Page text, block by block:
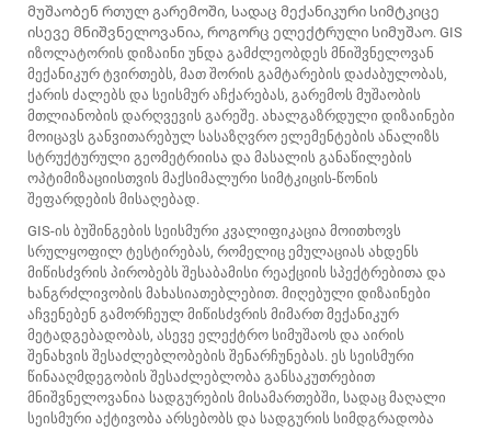
მუშაობენ რთულ გარემოში, სადაც მექანიკური სიმტკიცე
ისევე მნიშვნელოვანია, როგორც ელექტრული სიმუშაო. GIS
იზოლატორის დიზაინი უნდა გამძლეობდეს მნიშვნელოვან
მექანიკურ ტვირთებს, მათ შორის გამტარების დაძაბულობას,
ქარის ძალებს და სეისმურ აჩქარებას, გარემოს მუშაობის
მთლიანობის დარღვევის გარეშე. ახალგაზრდული დიზაინები
მოიცავს განვითარებულ სასაზღვრო ელემენტების ანალიზს
სტრუქტურული გეომეტრიისა და მასალის განაწილების
ოპტიმიზაციისთვის მაქსიმალური სიმტკიცის-წონის
შეფარდების მისაღებად.
GIS-ის ბუშინგების სეისმური კვალიფიკაცია მოითხოვს
სრულყოფილ ტესტირებას, რომელიც ემულაციას ახდენს
მიწისძვრის პირობებს შესაბამისი რეაქციის სპექტრებითა და
ხანგრძლივობის მახასიათებლებით. მიღებული დიზაინები
აჩვენებენ გამორჩეულ მიწისძვრის მიმართ მექანიკურ
მეტადგებადობას, ასევე ელექტრო სიმუშაოს და აირის
შენახვის შესაძლებლობების შენარჩუნებას. ეს სეისმური
წინააღმდეგობის შესაძლებლობა განსაკუთრებით
მნიშვნელოვანია სადგურების მისამართებში, სადაც მაღალი
სეისმური აქტივობა არსებობს და სადგურის სიმდგრადობა